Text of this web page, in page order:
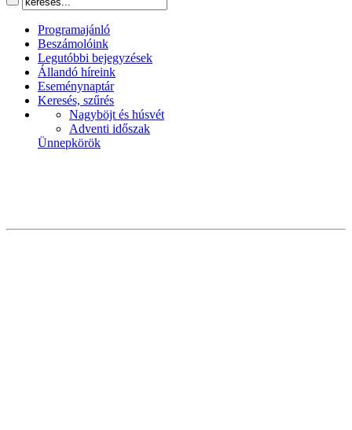
Programajánló
Beszámolóink
Legutóbbi bejegyzések
Állandó híreink
Eseménynaptár
Keresés, szűrés
Nagyböjt és húsvét
Adventi időszak
Ünnepkörök